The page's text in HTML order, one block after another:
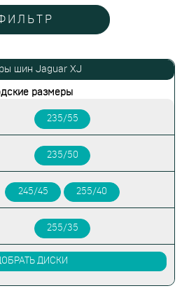
шин Jaguar XJ
размеры
235/55
235/50
245/45 255/40
255/35
ДИСКИ